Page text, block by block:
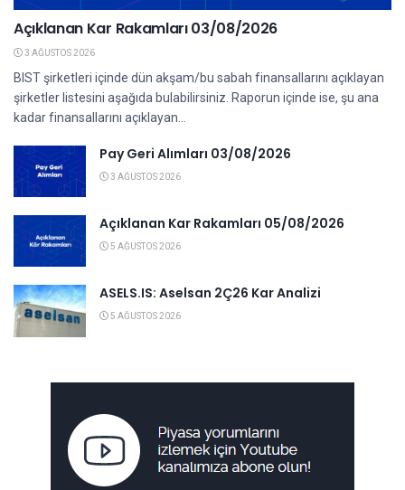
Açıklanan Kar Rakamları 03/08/2026
3 AĞUSTOS 2026
BIST şirketleri içinde dün akşam/bu sabah finansallarını açıklayan
şirketler listesini aşağıda bulabilirsiniz. Raporun içinde ise, şu ana
kadar finansallarını açıklayan...
Pay Geri Alımları 03/08/2026
3 AĞUSTOS 2026
Açıklanan Kar Rakamları 05/08/2026
5 AĞUSTOS 2026
ASELS.IS: Aselsan 2Ç26 Kar Analizi
5 AĞUSTOS 2026